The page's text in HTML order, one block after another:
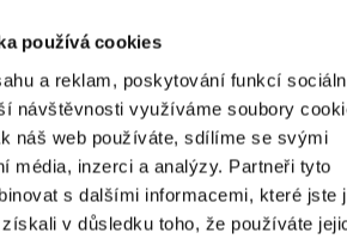
používá cookies
a reklam, poskytování funkcí
návštěvnosti využíváme soubory
náš web používáte, sdílíme se svými
média, inzerci a analýzy. Partneři tyto
s dalšími informacemi, které jste
v důsledku toho, že používáte
Blackpink: Album
Skladem 749 Kč